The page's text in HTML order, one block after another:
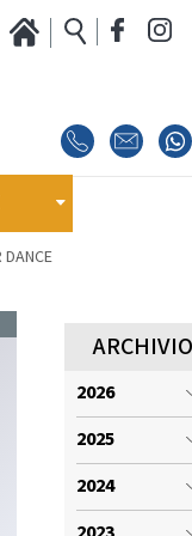
DANCE
ARCHIVIO
2026
2025
2024